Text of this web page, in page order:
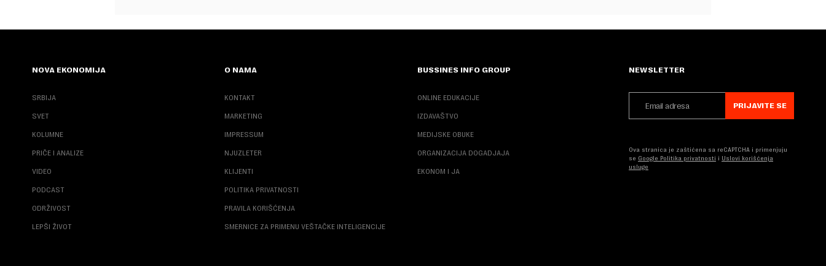
NOVA EKONOMIJA
SRBIJA
SVET
KOLUMNE
PRIČE I ANALIZE
VIDEO
PODCAST
ODRŽIVOST
LEPŠI ŽIVOT
O NAMA
KONTAKT
MARKETING
IMPRESSUM
NJUZLETER
KLIJENTI
POLITIKA PRIVATNOSTI
PRAVILA KORIŠĆENJA
SMERNICE ZA PRIMENU VEŠTAČKE INTELIGENCIJE
BUSSINES INFO GROUP
ONLINE EDUKACIJE
IZDAVAŠTVO
MEDIJSKE OBUKE
ORGANIZACIJA DOGADJAJA
EKONOM I JA
NEWSLETTER
PRIJAVITE SE
Ova stranica je zaštićena sa reCAPTCHA i primenjuju
se Google Politika privatnosti i Uslovi korišćenja
usluge